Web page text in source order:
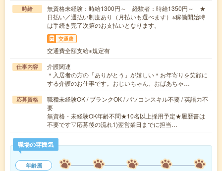
時給
無資格未経験：時給1300円～ 経験者：時給1350円～ ★
日払い／週払い制度あり（月払いも選べます）※稼働開始時
は手続き完了次第のお支払いとなります。
交通費
交通費全額支給※規定有
仕事内容
介護関連
＊入居者の方の「ありがとう」が嬉しい＊お年寄りを笑顔に
する介護のお仕事です。おじいちゃん、おばあちゃ…
応募資格
職種未経験OK / ブランクOK / パソコンスキル不要 / 英語力不
要
無資格・未経験OK年齢不問★10名以上採用予定★履歴書は
不要です▽応募後の流れ1)翌営業日までに担当…
職場の雰囲気
年齢層